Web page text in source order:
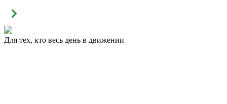
Для тех, кто весь день в движении